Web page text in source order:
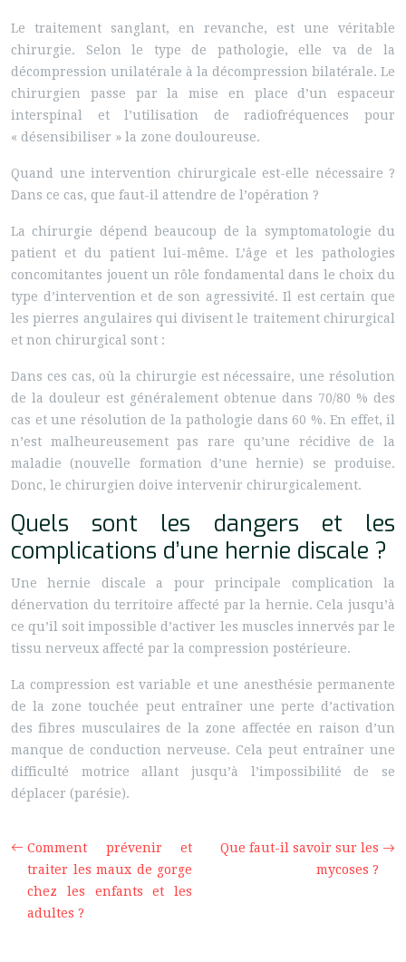
Le traitement sanglant, en revanche, est une véritable
chirurgie. Selon le type de pathologie, elle va de la
décompression unilatérale à la décompression bilatérale. Le
chirurgien passe par la mise en place d’un espaceur
interspinal et l’utilisation de radiofréquences pour
« désensibiliser » la zone douloureuse.
Quand une intervention chirurgicale est-elle nécessaire ?
Dans ce cas, que faut-il attendre de l’opération ?
La chirurgie dépend beaucoup de la symptomatologie du
patient et du patient lui-même. L’âge et les pathologies
concomitantes jouent un rôle fondamental dans le choix du
type d’intervention et de son agressivité. Il est certain que
les pierres angulaires qui divisent le traitement chirurgical
et non chirurgical sont :
Dans ces cas, où la chirurgie est nécessaire, une résolution
de la douleur est généralement obtenue dans 70/80 % des
cas et une résolution de la pathologie dans 60 %. En effet, il
n’est malheureusement pas rare qu’une récidive de la
maladie (nouvelle formation d’une hernie) se produise.
Donc, le chirurgien doive intervenir chirurgicalement.
Quels sont les dangers et les
complications d’une hernie discale ?
Une hernie discale a pour principale complication la
dénervation du territoire affecté par la hernie. Cela jusqu’à
ce qu’il soit impossible d’activer les muscles innervés par le
tissu nerveux affecté par la compression postérieure.
La compression est variable et une anesthésie permanente
de la zone touchée peut entraîner une perte d’activation
des fibres musculaires de la zone affectée en raison d’un
manque de conduction nerveuse. Cela peut entraîner une
difficulté motrice allant jusqu’à l’impossibilité de se
déplacer (parésie).
Comment prévenir et
traiter les maux de gorge
chez les enfants et les
adultes ?
Que faut-il savoir sur les
mycoses ?